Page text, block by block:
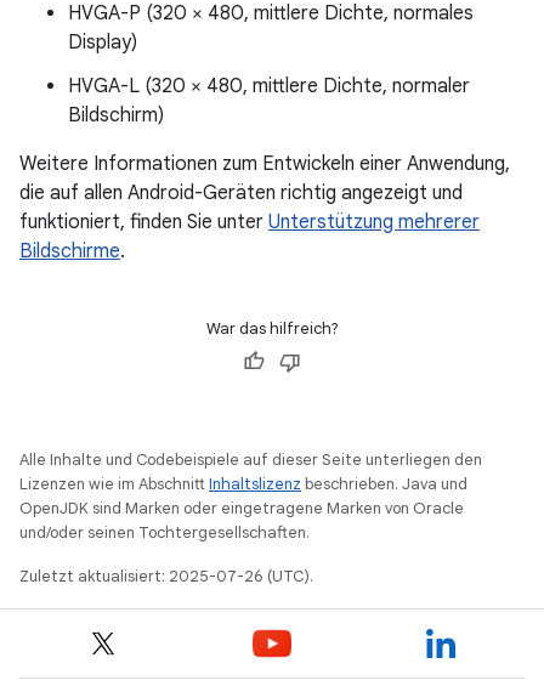
HVGA-P (320 × 480, mittlere Dichte, normales
Display)
HVGA-L (320 × 480, mittlere Dichte, normaler
Bildschirm)
Weitere Informationen zum Entwickeln einer Anwendung,
die auf allen Android-Geräten richtig angezeigt und
funktioniert, finden Sie unter Unterstützung mehrerer
Bildschirme.
War das hilfreich?
Alle Inhalte und Codebeispiele auf dieser Seite unterliegen den
Lizenzen wie im AbschnittInhaltslizenz beschrieben. Java und
OpenJDK sind Marken oder eingetragene Marken von Oracle
und/oder seinen Tochtergesellschaften.
Zuletzt aktualisiert: 2025-07-26 (UTC).